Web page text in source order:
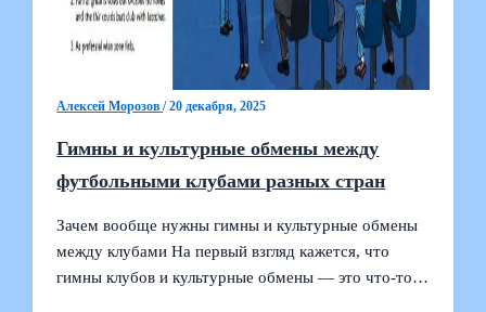
Алексей Морозов/20 декабря, 2025
Гимны и культурные обмены между
футбольными клубами разных стран
Зачем вообще нужны гимны и культурные обмены
между клубами На первый взгляд кажется, что
гимны клубов и культурные обмены — это что‑то…